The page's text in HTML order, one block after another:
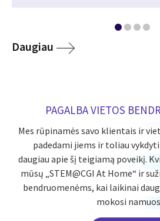
Daugiau
PAGALBA VIETOS
Mes rūpinamės savo klientais ir
padedami jiems ir toliau
daugiau apie šį teigiamą poveikį.
mūsų „STEM@CGI At Home“ ir
bendruomenėms, kai laikinai
mokosi